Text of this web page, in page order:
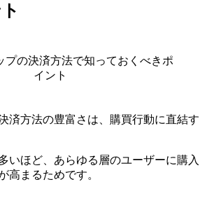
済方法の豊富さは、購買行動に直結す
いほど、あらゆる層のユーザーに購入
高まるためです。